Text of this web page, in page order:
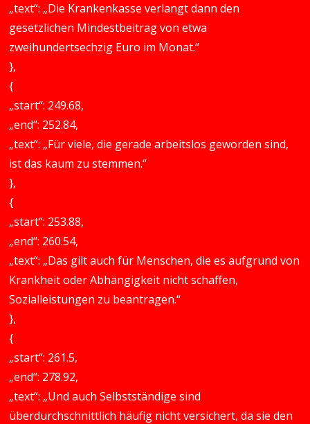
„text“: „Die Krankenkasse verlangt dann den
gesetzlichen Mindestbeitrag von etwa
zweihundertsechzig Euro im Monat.“
},
{
„start“: 249.68,
„end“: 252.84,
„text“: „Für viele, die gerade arbeitslos geworden sind,
ist das kaum zu stemmen.“
},
{
„start“: 253.88,
„end“: 260.54,
„text“: „Das gilt auch für Menschen, die es aufgrund von
Krankheit oder Abhängigkeit nicht schaffen,
Sozialleistungen zu beantragen.“
},
{
„start“: 261.5,
„end“: 278.92,
„text“: „Und auch Selbstständige sind
überdurchschnittlich häufig nicht versichert, da sie den